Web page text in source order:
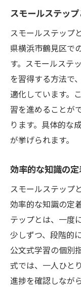
スモールステッ
スモールステップ
県横浜市鶴見区で
す。スモールステ
を習得する方法で
適化しています。
習を進めることが
ります。具体的な
が挙げられます。
効率的な知識の
スモールステップ
効率的な知識の定
テップとは、一度
少しずつ、段階的
公文式学習の個別
式では、一人ひと
進捗を確認しなが